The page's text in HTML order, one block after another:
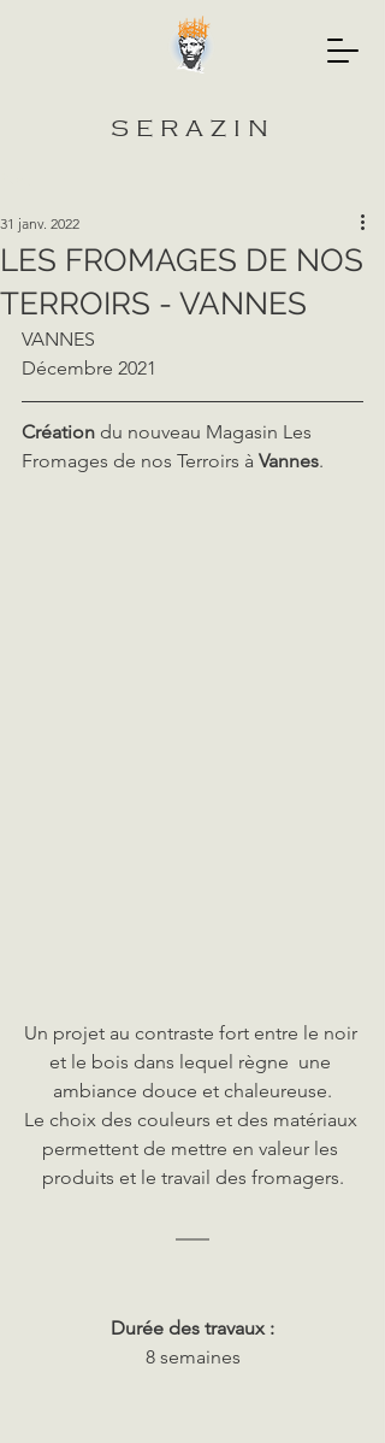
SERAZIN
LES FROMAGES DE NOS
TERROIRS - VANNES
31 janv. 2022
VANNES
Décembre 2021
Création du nouveau Magasin Les
Fromages de nos Terroirs à Vannes.
Un projet au contraste fort entre le noir
et le bois dans lequel règne  une
ambiance douce et chaleureuse.
Le choix des couleurs et des matériaux
permettent de mettre en valeur les
produits et le travail des fromagers.
Durée des travaux :
8 semaines